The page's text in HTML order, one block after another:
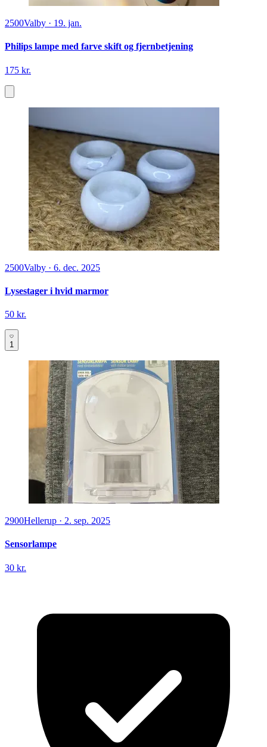
2500Valby · 19. jan.
Philips lampe med farve skift og fjernbetjening
175 kr.
2500Valby · 6. dec. 2025
Lysestager i hvid marmor
50 kr.
1
2900Hellerup · 2. sep. 2025
Sensorlampe
30 kr.